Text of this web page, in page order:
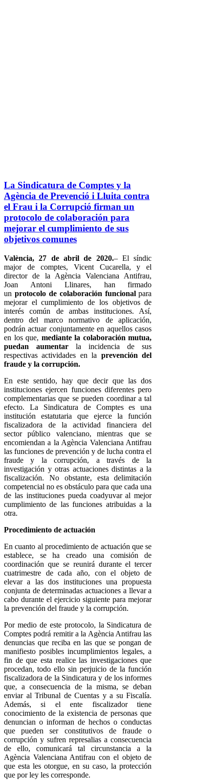
La Sindicatura de Comptes y la
Agència de Prevenció i Lluita contra
el Frau i la Corrupció firman un
protocolo de colaboración para
mejorar el cumplimiento de sus
objetivos comunes
València, 27 de abril de 2020.– El síndic
major de comptes, Vicent Cucarella, y el
director de la Agència Valenciana Antifrau,
Joan Antoni Llinares, han firmado
un protocolo de colaboración funcionalpara
mejorar el cumplimiento de los objetivos de
interés común de ambas instituciones. Así,
dentro del marco normativo de aplicación,
podrán actuar conjuntamente en aquellos casos
en los que, mediante la colaboración mutua,
puedan aumentarla incidencia de sus
respectivas actividades en la prevención del
fraude y la corrupción.
En este sentido, hay que decir que las dos
instituciones ejercen funciones diferentes pero
complementarias que se pueden coordinar a tal
efecto. La Sindicatura de Comptes es una
institución estatutaria que ejerce la función
fiscalizadora de la actividad financiera del
sector público valenciano, mientras que se
encomiendan a la Agència Valenciana Antifrau
las funciones de prevención y de lucha contra el
fraude y la corrupción, a través de la
investigación y otras actuaciones distintas a la
fiscalización. No obstante, esta delimitación
competencial no es obstáculo para que cada una
de las instituciones pueda coadyuvar al mejor
cumplimiento de las funciones atribuidas a la
otra.
Procedimiento de actuación
En cuanto al procedimiento de actuación que se
establece, se ha creado una comisión de
coordinación que se reunirá durante el tercer
cuatrimestre de cada año, con el objeto de
elevar a las dos instituciones una propuesta
conjunta de determinadas actuaciones a llevar a
cabo durante el ejercicio siguiente para mejorar
la prevención del fraude y la corrupción.
Por medio de este protocolo, la Sindicatura de
Comptes podrá remitir a la Agència Antifrau las
denuncias que reciba en las que se pongan de
manifiesto posibles incumplimientos legales, a
fin de que esta realice las investigaciones que
procedan, todo ello sin perjuicio de la función
fiscalizadora de la Sindicatura y de los informes
que, a consecuencia de la misma, se deban
enviar al Tribunal de Cuentas y a su Fiscalía.
Además, si el ente fiscalizador tiene
conocimiento de la existencia de personas que
denuncian o informan de hechos o conductas
que pueden ser constitutivos de fraude o
corrupción y sufren represalias a consecuencia
de ello, comunicará tal circunstancia a la
Agència Valenciana Antifrau con el objeto de
que esta les otorgue, en su caso, la protección
que por ley les corresponde.